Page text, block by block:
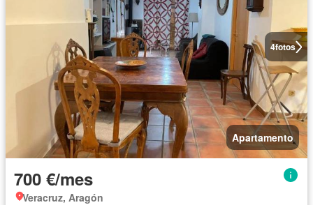
4fotos
Apartamento
700 €/mes
Veracruz, Aragón